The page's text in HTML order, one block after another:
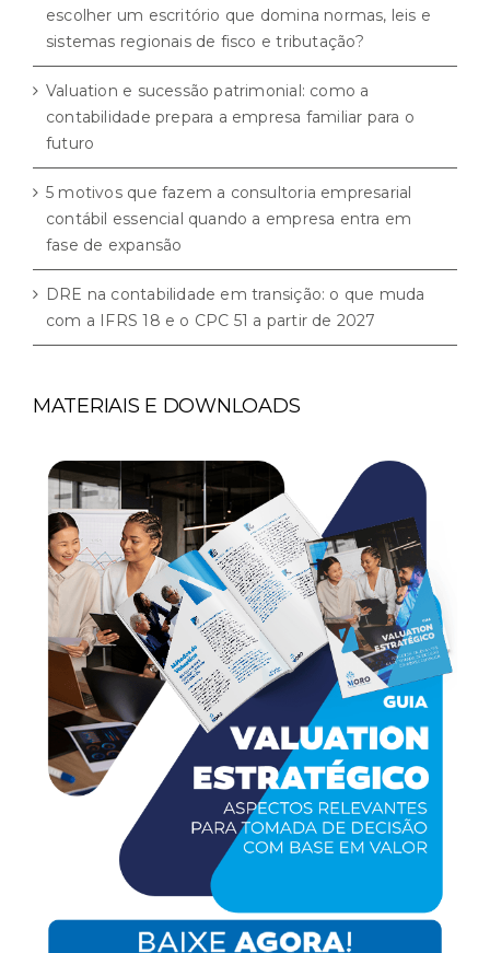
escolher um escritório que domina normas, leis e
sistemas regionais de fisco e tributação?
Valuation e sucessão patrimonial: como a
contabilidade prepara a empresa familiar para o
futuro
5 motivos que fazem a consultoria empresarial
contábil essencial quando a empresa entra em
fase de expansão
DRE na contabilidade em transição: o que muda
com a IFRS 18 e o CPC 51 a partir de 2027
MATERIAIS E DOWNLOADS